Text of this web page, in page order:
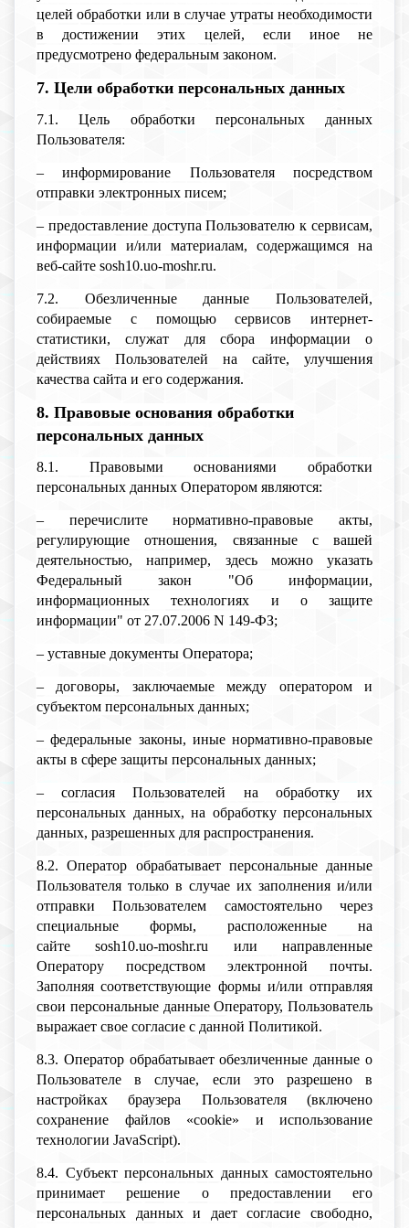
целей обработки или в случае утраты необходимости
в достижении этих целей, если иное не
предусмотрено федеральным законом.
7. Цели обработки персональных данных
7.1. Цель обработки персональных данных
Пользователя:
– информирование Пользователя посредством
отправки электронных писем;
– предоставление доступа Пользователю к сервисам,
информации и/или материалам, содержащимся на
веб-сайте sosh10.uo-moshr.ru.
7.2. Обезличенные данные Пользователей,
собираемые с помощью сервисов интернет-
статистики, служат для сбора информации о
действиях Пользователей на сайте, улучшения
качества сайта и его содержания.
8. Правовые основания обработки
персональных данных
8.1. Правовыми основаниями обработки
персональных данных Оператором являются:
– перечислите нормативно-правовые акты,
регулирующие отношения, связанные с вашей
деятельностью, например, здесь можно указать
Федеральный закон "Об информации,
информационных технологиях и о защите
информации" от 27.07.2006 N 149-ФЗ;
– уставные документы Оператора;
– договоры, заключаемые между оператором и
субъектом персональных данных;
– федеральные законы, иные нормативно-правовые
акты в сфере защиты персональных данных;
– согласия Пользователей на обработку их
персональных данных, на обработку персональных
данных, разрешенных для распространения.
8.2. Оператор обрабатывает персональные данные
Пользователя только в случае их заполнения и/или
отправки Пользователем самостоятельно через
специальные формы, расположенные на
сайте sosh10.uo-moshr.ru или направленные
Оператору посредством электронной почты.
Заполняя соответствующие формы и/или отправляя
свои персональные данные Оператору, Пользователь
выражает свое согласие с данной Политикой.
8.3. Оператор обрабатывает обезличенные данные о
Пользователе в случае, если это разрешено в
настройках браузера Пользователя (включено
сохранение файлов «cookie» и использование
технологии JavaScript).
8.4. Субъект персональных данных самостоятельно
принимает решение о предоставлении его
персональных данных и дает согласие свободно,